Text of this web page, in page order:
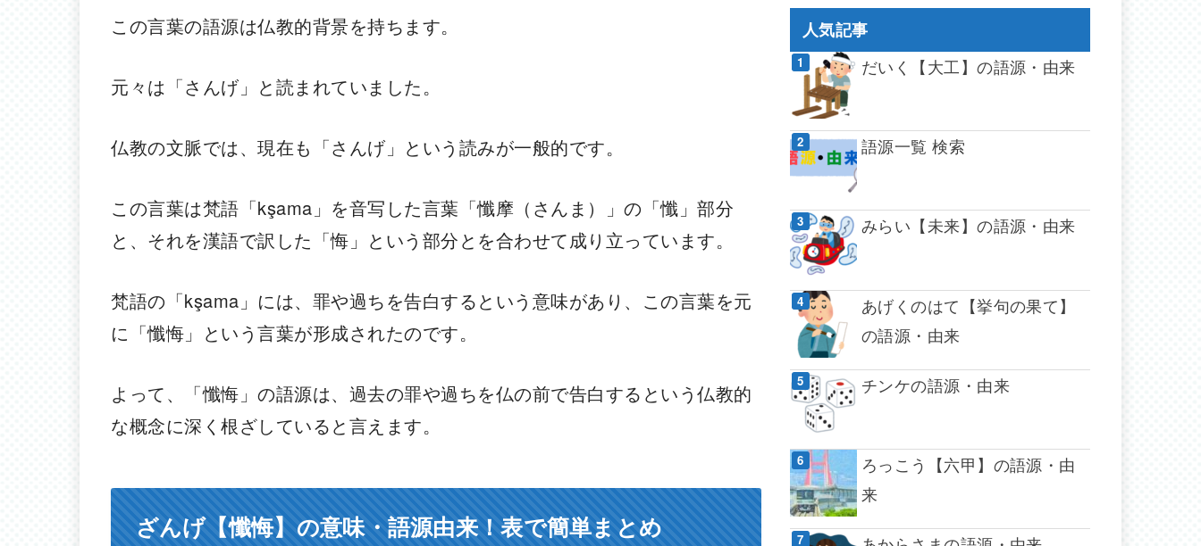
この言葉の語源は仏教的背景を持ちます。
元々は「さんげ」と読まれていました。
仏教の文脈では、現在も「さんげ」という読みが一般的です。
この言葉は梵語「kşama」を音写した言葉「懺摩（さんま）」の「懺」部分
と、それを漢語で訳した「悔」という部分とを合わせて成り立っています。
梵語の「kşama」には、罪や過ちを告白するという意味があり、この言葉を元
に「懺悔」という言葉が形成されたのです。
よって、「懺悔」の語源は、過去の罪や過ちを仏の前で告白するという仏教的
な概念に深く根ざしていると言えます。
ざんげ【懺悔】の意味・語源由来！表で簡単まとめ
人気記事
だいく【大工】の語源・由来
語源一覧 検索
みらい【未来】の語源・由来
あげくのはて【挙句の果て】
の語源・由来
チンケの語源・由来
ろっこう【六甲】の語源・由
来